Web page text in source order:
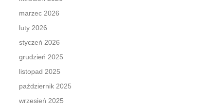
marzec 2026
luty 2026
styczeń 2026
grudzień 2025
listopad 2025
październik 2025
wrzesień 2025